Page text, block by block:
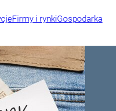
Firmy i rynkiGospodarka